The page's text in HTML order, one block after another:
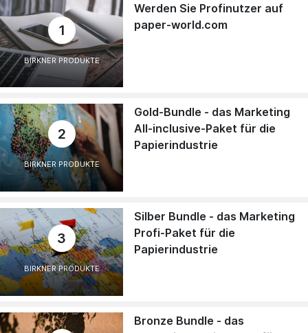
1
BIRKNER PRODUKTE
Werden Sie Profinutzer auf
paper-world.com
2
BIRKNER PRODUKTE
Gold-Bundle - das Marketing
All-inclusive-Paket für die
Papierindustrie
3
BIRKNER PRODUKTE
Silber Bundle - das Marketing
Profi-Paket für die
Papierindustrie
Bronze Bundle - das